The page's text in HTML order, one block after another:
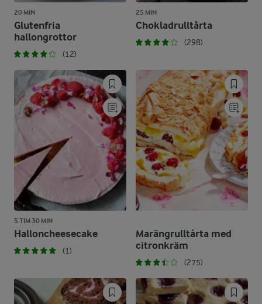
20 MIN
Glutenfria
hallongrottor
(12)
25 MIN
Chokladrulltårta
(298)
5 TIM 30 MIN
Halloncheesecake
(1)
Marängrulltårta med
citronkräm
(275)